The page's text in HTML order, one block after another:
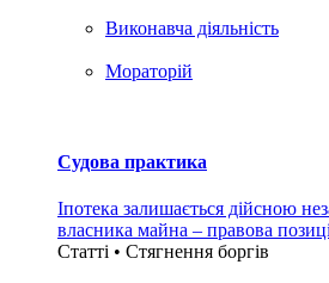
Виконавча діяльність
Мораторій
Судова практика
Іпотека залишається дійсною
власника майна – правова
Статті • Стягнення боргiв